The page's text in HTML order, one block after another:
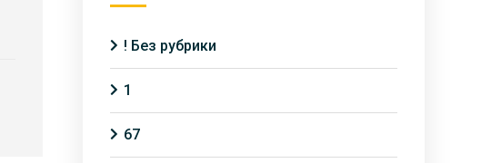
! Без рубрики
1
67